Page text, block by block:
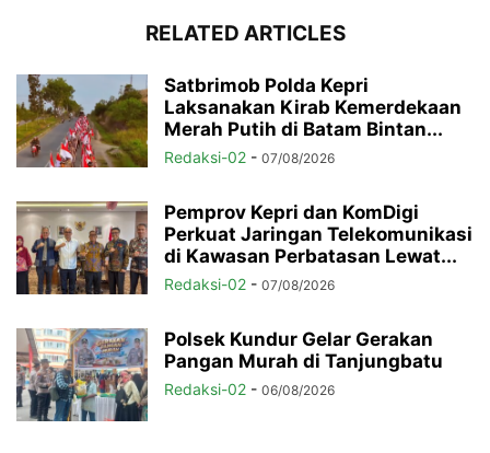
RELATED ARTICLES
Satbrimob Polda Kepri
Laksanakan Kirab Kemerdekaan
Merah Putih di Batam Bintan...
Redaksi-02 - 07/08/2026
Pemprov Kepri dan KomDigi
Perkuat Jaringan Telekomunikasi
di Kawasan Perbatasan Lewat...
Redaksi-02 - 07/08/2026
Polsek Kundur Gelar Gerakan
Pangan Murah di Tanjungbatu
Redaksi-02 - 06/08/2026